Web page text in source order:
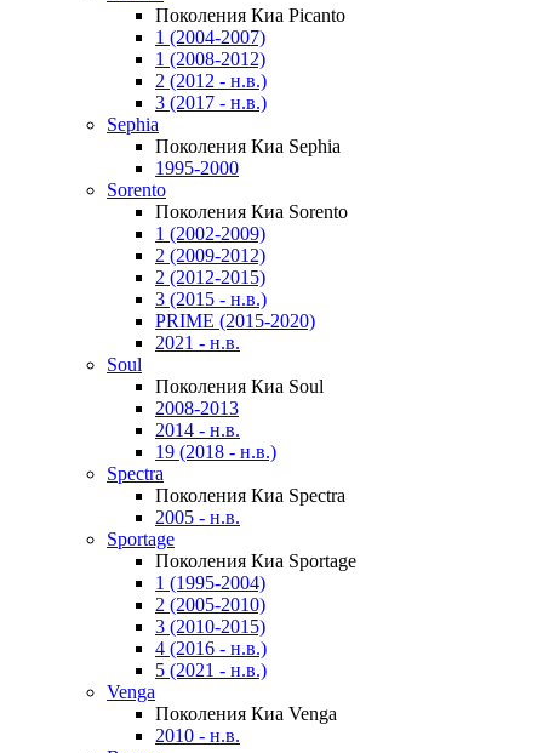
Поколения Киа Picanto
1 (2004-2007)
1 (2008-2012)
2 (2012 - н.в.)
3 (2017 - н.в.)
Sephia
Поколения Киа Sephia
1995-2000
Sorento
Поколения Киа Sorento
1 (2002-2009)
2 (2009-2012)
2 (2012-2015)
3 (2015 - н.в.)
PRIME (2015-2020)
2021 - н.в.
Soul
Поколения Киа Soul
2008-2013
2014 - н.в.
19 (2018 - н.в.)
Spectra
Поколения Киа Spectra
2005 - н.в.
Sportage
Поколения Киа Sportage
1 (1995-2004)
2 (2005-2010)
3 (2010-2015)
4 (2016 - н.в.)
5 (2021 - н.в.)
Venga
Поколения Киа Venga
2010 - н.в.